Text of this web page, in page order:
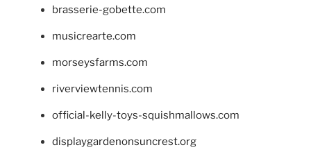
brasserie-gobette.com
musicrearte.com
morseysfarms.com
riverviewtennis.com
official-kelly-toys-squishmallows.com
displaygardenonsuncrest.org